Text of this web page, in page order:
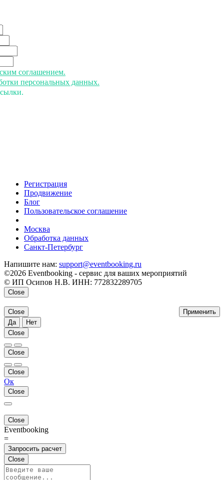
соглашением.
персональных данных.
Регистрация
Продвижение
Блог
Пользовательское соглашение
Москва
Обработка данных
Санкт-Петербург
Напишите нам: support@eventbooking.ru
©2026 Eventbooking - сервис для ваших мероприятий
© ИП Осипов Н.В. ИНН: 772832289705
Close
Применить
Close
Да
Нет
Close
Close
Close
Ок
Close
Close
Eventbooking
=
Запросить расчет
Close